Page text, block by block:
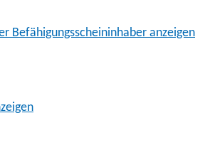
Befähigungsscheininhaber anzeigen